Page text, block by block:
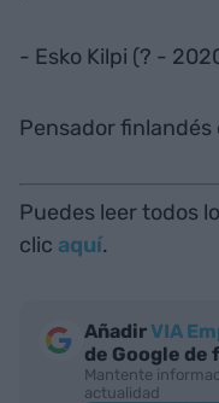
- Esko Kilpi (? -
Pensador
Puedes leer todos
clic aquí.
AñadirVIA
de Google
Mantente
actualidad